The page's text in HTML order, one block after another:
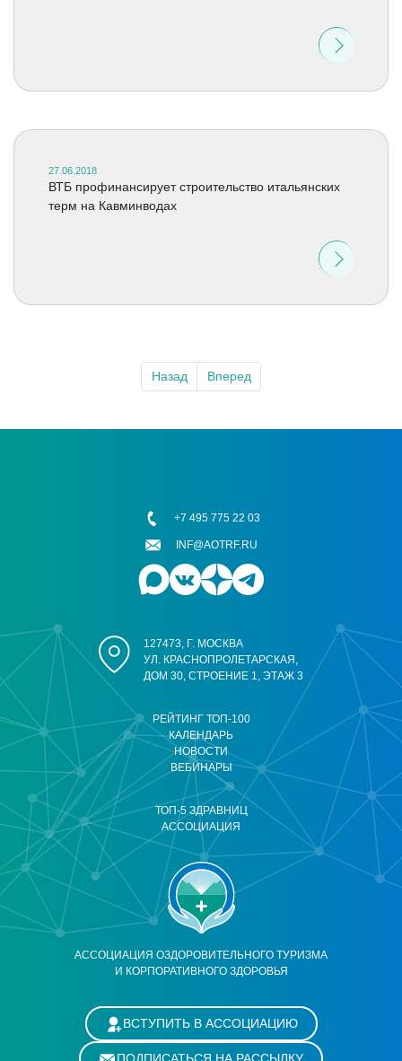
27.06.2018
ВТБ профинансирует строительство итальянских
терм на Кавминводах
Назад Вперед
АССОЦИАЦИЯ ОЗДОРОВИТЕЛЬНОГО ТУРИЗМА
И КОРПОРАТИВНОГО ЗДОРОВЬЯ
РЕЙТИНГ ТОП-100
КАЛЕНДАРЬ
НОВОСТИ
ВЕБИНАРЫ
ТОП-5 ЗДРАВНИЦ
АССОЦИАЦИЯ
127473, Г. МОСКВА
УЛ. КРАСНОПРОЛЕТАРСКАЯ,
ДОМ 30, СТРОЕНИЕ 1, ЭТАЖ 3
+7 495 775 22 03
INF@AOTRF.RU
ВСТУПИТЬ В АССОЦИАЦИЮ